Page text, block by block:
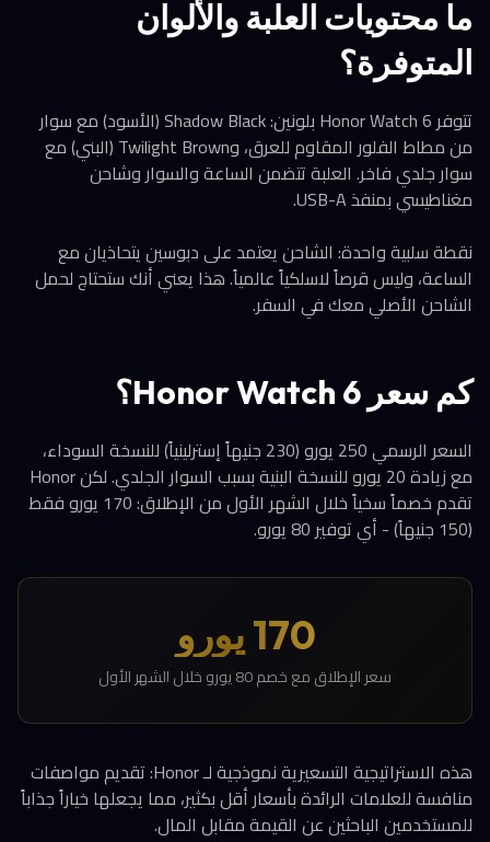
ما محتويات العلبة والألوان
المتوفرة؟
تتوفر Honor Watch 6 بلونين: Shadow Black (الأسود) مع سوار
من مطاط الفلور المقاوم للعرق، وTwilight Brown (البني) مع
سوار جلدي فاخر. العلبة تتضمن الساعة والسوار وشاحن
مغناطيسي بمنفذ USB-A.
نقطة سلبية واحدة: الشاحن يعتمد على دبوسين يتحاذيان مع
الساعة، وليس قرصاً لاسلكياً عالمياً. هذا يعني أنك ستحتاج لحمل
الشاحن الأصلي معك في السفر.
كم سعر Honor Watch 6؟
السعر الرسمي 250 يورو (230 جنيهاً إسترلينياً) للنسخة السوداء،
مع زيادة 20 يورو للنسخة البنية بسبب السوار الجلدي. لكن Honor
تقدم خصماً سخياً خلال الشهر الأول من الإطلاق: 170 يورو فقط
(150 جنيهاً) - أي توفير 80 يورو.
170 يورو
سعر الإطلاق مع خصم 80 يورو خلال الشهر الأول
هذه الاستراتيجية التسعيرية نموذجية لـ Honor: تقديم مواصفات
منافسة للعلامات الرائدة بأسعار أقل بكثير، مما يجعلها خياراً جذاباً
للمستخدمين الباحثين عن القيمة مقابل المال.